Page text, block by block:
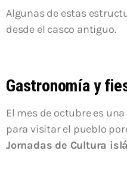
Algunas de estas
desde el casco antiguo.
Gastronomía y
El mes de octubre es
para visitar el pueblo
Jornadas de Cultura